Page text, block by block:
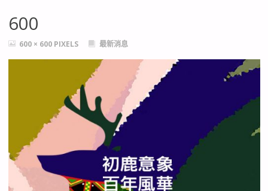
600
FULL600 × 600 PIXELS 最新消息